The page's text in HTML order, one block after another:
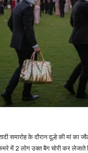
समारोह के दौरान दूल्हे की मां का
कैमरे में 2 लोग उक्त बैग चोरी कर